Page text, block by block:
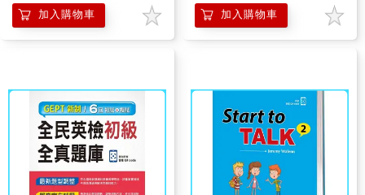
加入購物車 加入購物車